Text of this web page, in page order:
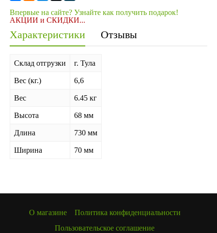
Впервые на сайте? Узнайте как получить подарок!
АКЦИИ и СКИДКИ...
Характеристики Отзывы
Склад отгрузки г. Тула
Вес (кг.) 6,6
Вес 6.45 кг
Высота 68 мм
Длина 730 мм
Ширина 70 мм
О магазине
Политика конфиденциальности
Пользовательское соглашение